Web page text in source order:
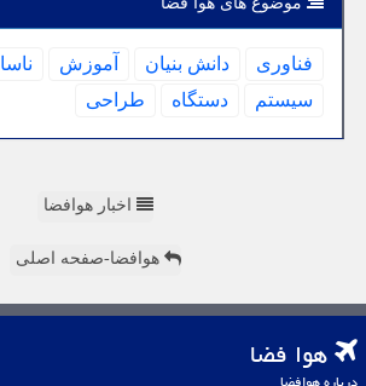
فناوری دانش بنیان آموزش ناسا
سیستم
دستگاه طراحی
اخبار هوافضا
هوافضا-صفحه اصلی
هوا فضا